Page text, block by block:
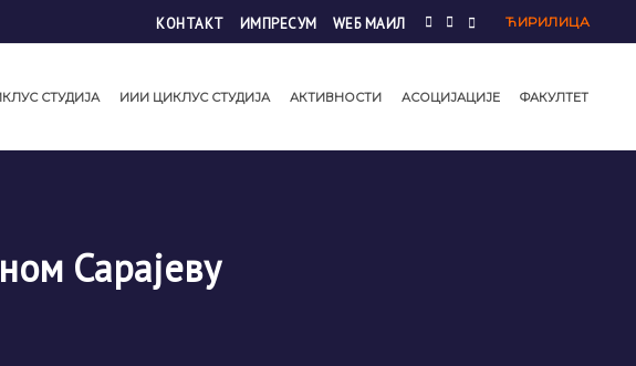
КОНТАКТ ИМПРЕСУМ WЕБ МАИЛ ЋИРИЛИЦА
СТУДИЈА ИИИ ЦИКЛУС СТУДИЈА АКТИВНОСТИ АСОЦИЈАЦИЈЕ ФАКУЛТЕТ
Сарајеву